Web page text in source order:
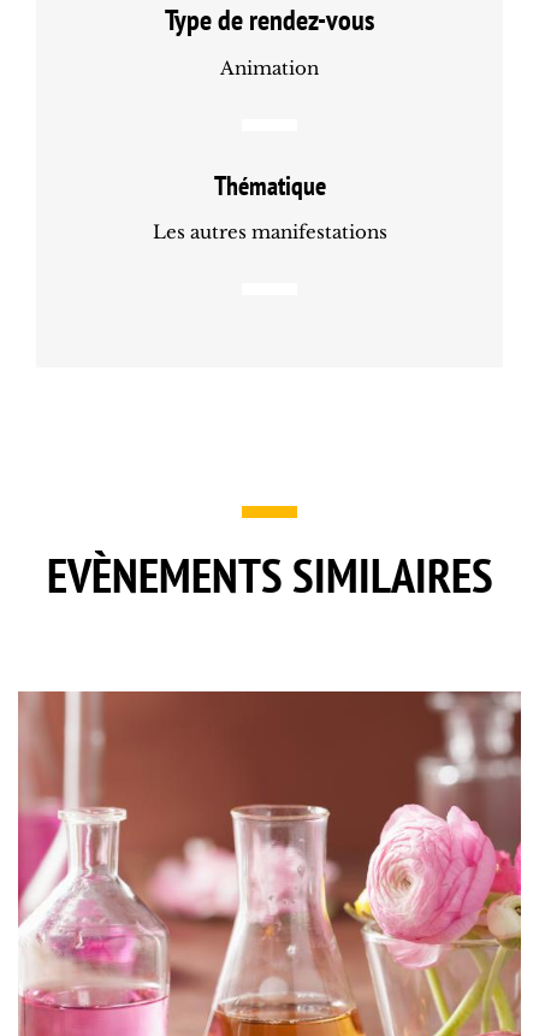
Type de rendez-vous
Animation
Thématique
Les autres manifestations
EVÈNEMENTS SIMILAIRES